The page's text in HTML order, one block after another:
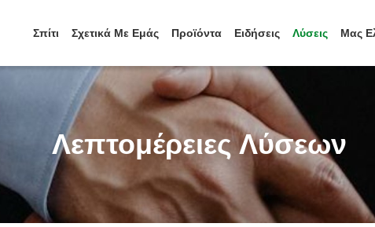
Σπίτι Σχετικά Με Εμάς Προϊόντα Ειδήσεις Λύσεις Μας
Λεπτομέρειες Λύσεων